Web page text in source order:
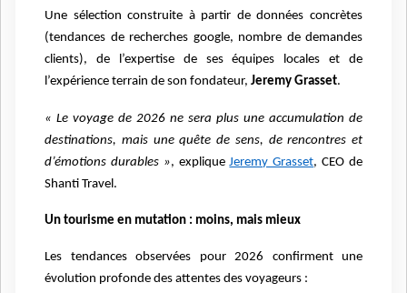
Une sélection construite à partir de données concrètes
(tendances de recherches google, nombre de demandes
clients), de l’expertise de ses équipes locales et de
l’expérience terrain de son fondateur, Jeremy Grasset.
« Le voyage de 2026 ne sera plus une accumulation de
destinations, mais une quête de sens, de rencontres et
d’émotions durables », expliqueJeremy Grasset, CEO de
Shanti Travel.
Un tourisme en mutation : moins, mais mieux
Les tendances observées pour 2026 confirment une
évolution profonde des attentes des voyageurs :